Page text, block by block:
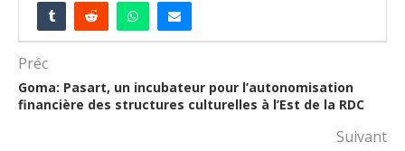
Préc
Goma: Pasart, un incubateur pour l’autonomisation
financière des structures culturelles à l’Est de la RDC
Suivant